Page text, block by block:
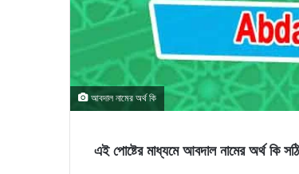
আবদাল নামের অর্থ কি
এই পোষ্টের মাধ্যমে আবদাল নামের অর্থ